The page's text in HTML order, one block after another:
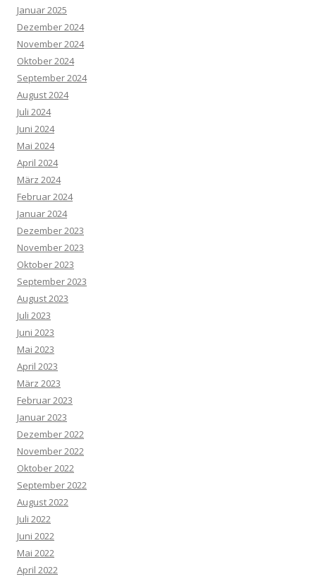
Januar 2025
Dezember 2024
November 2024
Oktober 2024
September 2024
August 2024
Juli 2024
Juni 2024
Mai 2024
April 2024
März 2024
Februar 2024
Januar 2024
Dezember 2023
November 2023
Oktober 2023
September 2023
August 2023
Juli 2023
Juni 2023
Mai 2023
April 2023
März 2023
Februar 2023
Januar 2023
Dezember 2022
November 2022
Oktober 2022
September 2022
August 2022
Juli 2022
Juni 2022
Mai 2022
April 2022